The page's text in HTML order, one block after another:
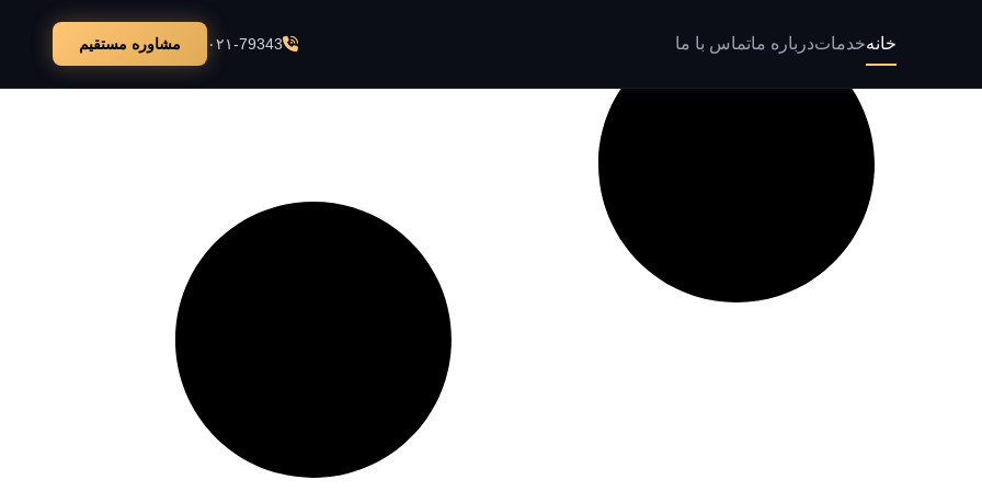
خانهخدماتدرباره ماتماس با ما ۰۲۱-79343 مشاوره مستقیم